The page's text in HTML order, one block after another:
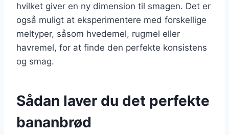
hvilket giver en ny dimension til smagen. Det er
også muligt at eksperimentere med forskellige
meltyper, såsom hvedemel, rugmel eller
havremel, for at finde den perfekte konsistens
og smag.
Sådan laver du det perfekte
bananbrød